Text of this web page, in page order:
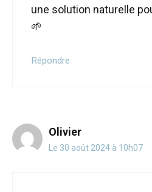
une solution naturelle
🌱
Répondre
Olivier
Le 30 août 2024 à 10h07